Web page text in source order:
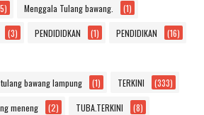
Menggala Tulang bawang. (1)
(3) PENDIDIDKAN (1) PENDIDIKAN (16)
bawang lampung (1) TERKINI (333)
meneng (2) TUBA.TERKINI (8)